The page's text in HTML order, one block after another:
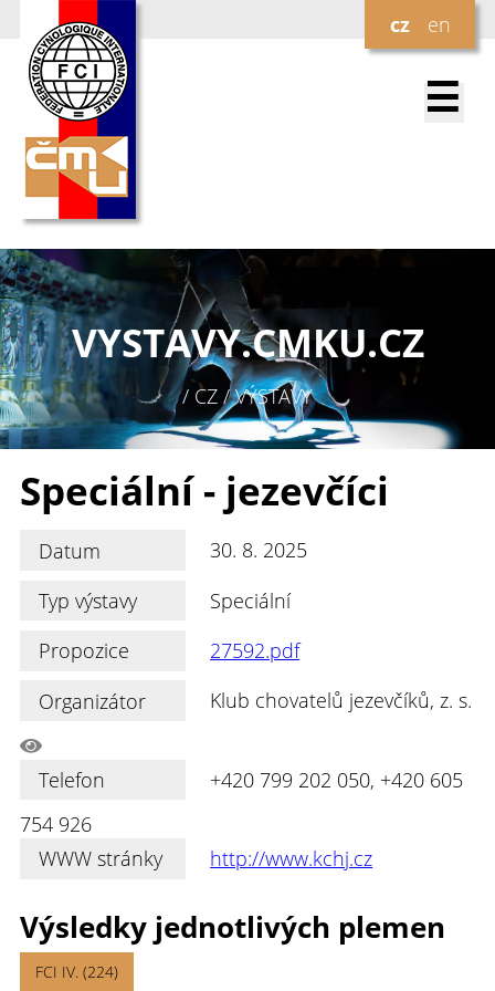
cz en
☰
VYSTAVY.CMKU.CZ
/ CZ / VÝSTAVY
Speciální - jezevčíci
Datum
30. 8. 2025
Typ výstavy
Speciální
Propozice
27592.pdf
Organizátor
Klub chovatelů jezevčíků, z. s.
Telefon
+420 799 202 050, +420 605
754 926
WWW stránky
http://www.kchj.cz
Výsledky jednotlivých plemen
FCI IV. (224)